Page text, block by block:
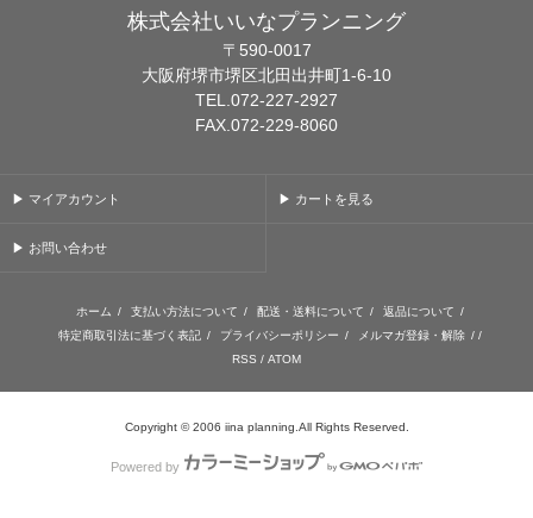
株式会社いいなプランニング
〒590-0017
大阪府堺市堺区北田出井町1-6-10
TEL.072-227-2927
FAX.072-229-8060
▶ マイアカウント ▶ カートを見る
▶ お問い合わせ
ホーム / 支払い方法について / 配送・送料について / 返品について /
特定商取引法に基づく表記 / プライバシーポリシー / メルマガ登録・解除 / /
RSS / ATOM
Copyright © 2006 iina planning.All Rights Reserved.
Powered by